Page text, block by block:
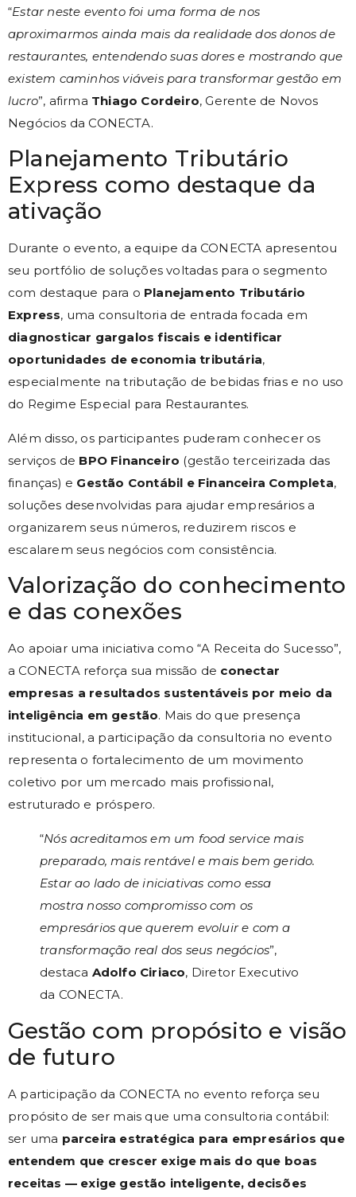
“Estar neste evento foi uma forma de nos
aproximarmos ainda mais da realidade dos donos de
restaurantes, entendendo suas dores e mostrando que
existem caminhos viáveis para transformar gestão em
lucro”, afirma Thiago Cordeiro, Gerente de Novos
Negócios da CONECTA.
Planejamento Tributário
Express como destaque da
ativação
Durante o evento, a equipe da CONECTA apresentou
seu portfólio de soluções voltadas para o segmento
com destaque para o Planejamento Tributário
Express, uma consultoria de entrada focada em
diagnosticar gargalos fiscais e identificar
oportunidades de economia tributária,
especialmente na tributação de bebidas frias e no uso
do Regime Especial para Restaurantes.
Além disso, os participantes puderam conhecer os
serviços de BPO Financeiro (gestão terceirizada das
finanças) e Gestão Contábil e Financeira Completa,
soluções desenvolvidas para ajudar empresários a
organizarem seus números, reduzirem riscos e
escalarem seus negócios com consistência.
Valorização do conhecimento
e das conexões
Ao apoiar uma iniciativa como “A Receita do Sucesso”,
a CONECTA reforça sua missão de conectar
empresas a resultados sustentáveis por meio da
inteligência em gestão. Mais do que presença
institucional, a participação da consultoria no evento
representa o fortalecimento de um movimento
coletivo por um mercado mais profissional,
estruturado e próspero.
“Nós acreditamos em um food service mais
preparado, mais rentável e mais bem gerido.
Estar ao lado de iniciativas como essa
mostra nosso compromisso com os
empresários que querem evoluir e com a
transformação real dos seus negócios”,
destaca Adolfo Ciriaco, Diretor Executivo
da CONECTA.
Gestão com propósito e visão
de futuro
A participação da CONECTA no evento reforça seu
propósito de ser mais que uma consultoria contábil:
ser uma parceira estratégica para empresários que
entendem que crescer exige mais do que boas
receitas — exige gestão inteligente, decisões